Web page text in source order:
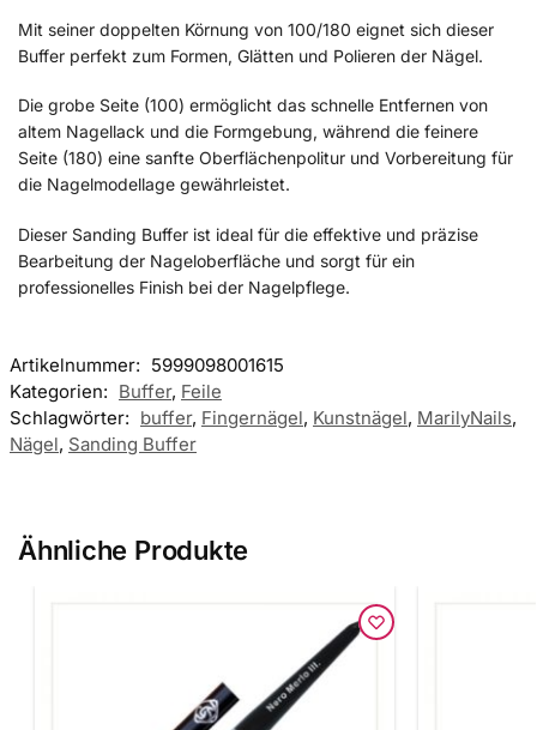
Mit seiner doppelten Körnung von 100/180 eignet sich dieser
Buffer perfekt zum Formen, Glätten und Polieren der Nägel.
Die grobe Seite (100) ermöglicht das schnelle Entfernen von
altem Nagellack und die Formgebung, während die feinere
Seite (180) eine sanfte Oberflächenpolitur und Vorbereitung für
die Nagelmodellage gewährleistet.
Dieser Sanding Buffer ist ideal für die effektive und präzise
Bearbeitung der Nageloberfläche und sorgt für ein
professionelles Finish bei der Nagelpflege.
Artikelnummer: 5999098001615
Kategorien: Buffer, Feile
Schlagwörter: buffer, Fingernägel, Kunstnägel, MarilyNails,
Nägel, Sanding Buffer
Ähnliche Produkte